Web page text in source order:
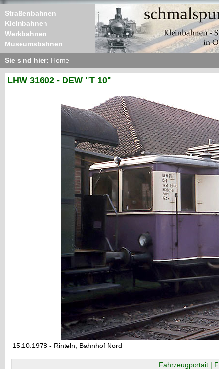
Straßenbahnen
Kleinbahnen
Werkbahnen
Museumsbahnen
Sie sind hier: Home
LHW 31602 - DEW "T 10"
15.10.1978 - Rinteln, Bahnhof Nord
Fahrzeugportait |